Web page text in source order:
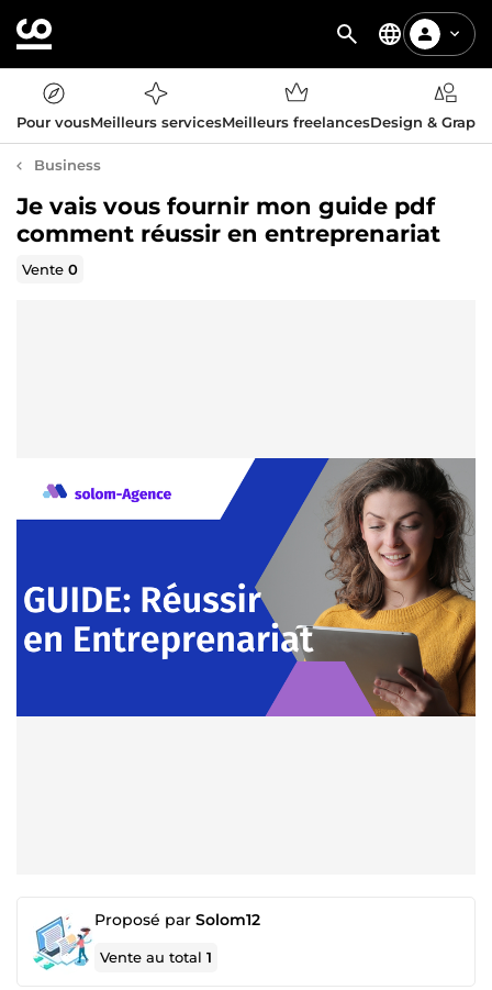
Pour vousMeilleurs servicesMeilleurs freelancesDesign &
Business
Je vais vous fournir mon guide pdf
comment réussir en entreprenariat
Vente0
Proposé par Solom12
Vente au total1